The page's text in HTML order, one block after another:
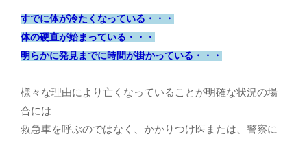
すでに体が冷たくなっている・・・
体の硬直が始まっている・・・
明らかに発見までに時間が掛かっている・・・
様々な理由により亡くなっていることが明確な状況の場
合には
救急車を呼ぶのではなく、かかりつけ医または、警察に